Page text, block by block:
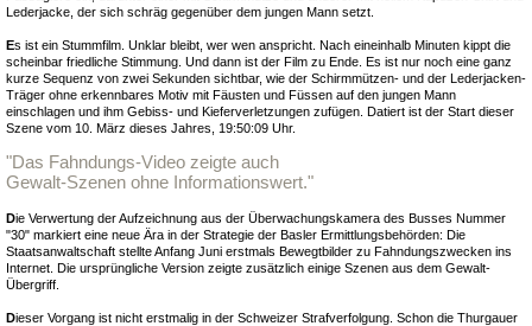
Lederjacke, der sich schräg gegenüber dem jungen Mann setzt.
Es ist ein Stummfilm. Unklar bleibt, wer wen anspricht. Nach eineinhalb Minuten kippt die
scheinbar friedliche Stimmung. Und dann ist der Film zu Ende. Es ist nur noch eine ganz
kurze Sequenz von zwei Sekunden sichtbar, wie der Schirmmützen- und der Lederjacken-
Träger ohne erkennbares Motiv mit Fäusten und Füssen auf den jungen Mann
einschlagen und ihm Gebiss- und Kieferverletzungen zufügen. Datiert ist der Start dieser
Szene vom 10. März dieses Jahres, 19:50:09 Uhr.
"Das Fahndungs-Video zeigte auch
Gewalt-Szenen ohne Informationswert."
Die Verwertung der Aufzeichnung aus der Überwachungskamera des Busses Nummer
"30" markiert eine neue Ära in der Strategie der Basler Ermittlungsbehörden: Die
Staatsanwaltschaft stellte Anfang Juni erstmals Bewegtbilder zu Fahndungszwecken ins
Internet. Die ursprüngliche Version zeigte zusätzlich einige Szenen aus dem Gewalt-
Übergriff.
Dieser Vorgang ist nicht erstmalig in der Schweizer Strafverfolgung. Schon die Thurgauer